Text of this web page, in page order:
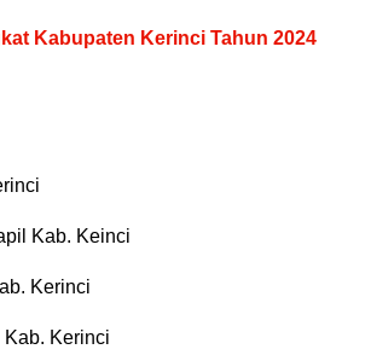
Kabupaten Kerinci Tahun 2024
Kab. Keinci
Kerinci
Kerinci